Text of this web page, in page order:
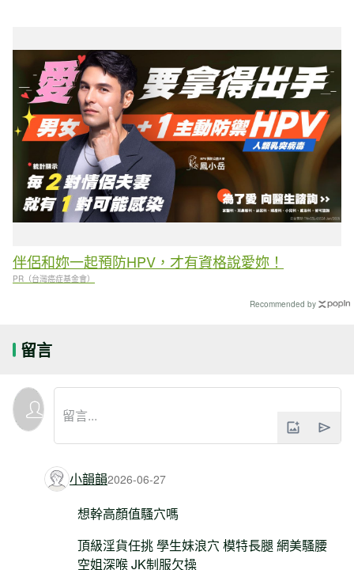
伴侶和妳一起預防HPV，才有資格說愛妳！
PR（台灣癌症基金會）
Recommended by
留言
小韻韻2026-06-27
想幹高顏值騷穴嗎
頂級淫貨任挑 學生妹浪穴 模特長腿 網美騷腰
空姐深喉 JK制服欠操